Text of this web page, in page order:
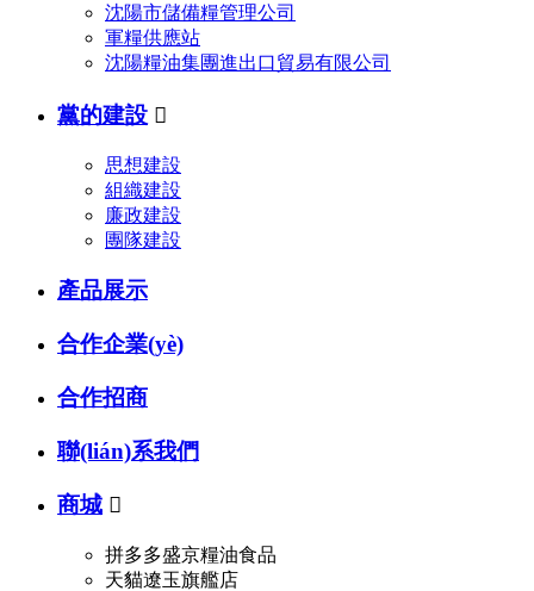
沈陽市儲備糧管理公司
軍糧供應站
沈陽糧油集團進出口貿易有限公司
黨的建設 
思想建設
組織建設
廉政建設
團隊建設
產品展示
合作企業(yè)
合作招商
聯(lián)系我們
商城 
拼多多盛京糧油食品
天貓遼玉旗艦店